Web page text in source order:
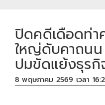
ปิดคดีเดือดท่า
ใหญ่ดับคาถน
ปมขัดแย้งธุรกิ
8 พฤษภาคม 2569 เวลา